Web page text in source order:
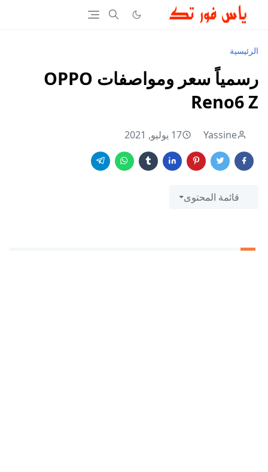
الرئيسية
رسمياً سعر ومواصفات OPPO
Reno6 Z
Yassine 17 يوليو, 2021
قائمة المحتوى